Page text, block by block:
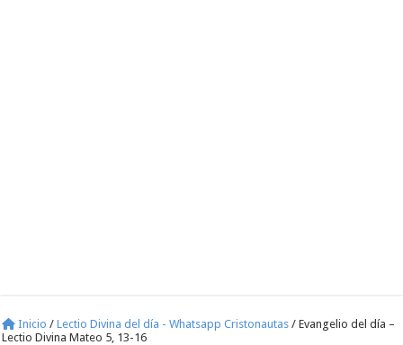
Inicio / Lectio Divina del día - Whatsapp Cristonautas / Evangelio del día –
Lectio Divina Mateo 5, 13-16